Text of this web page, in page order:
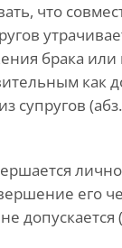
что
брака
как
супругов
его
допускается